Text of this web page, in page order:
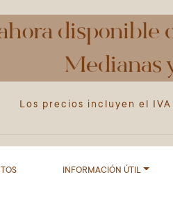
disponible
Medianas
Los precios incluyen el
INFORMACIÓN ÚTIL